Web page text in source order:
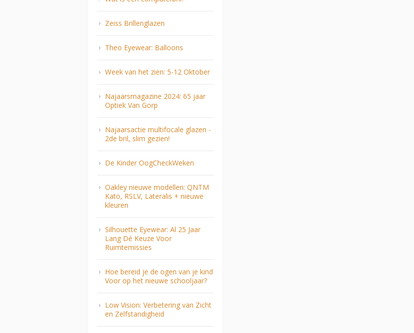
Zeiss Brillenglazen
Theo Eyewear: Balloons
Week van het zien: 5-12 Oktober
Najaarsmagazine 2024: 65 jaar
Optiek Van Gorp
Najaarsactie multifocale glazen -
2de bril, slim gezien!
De Kinder OogCheckWeken
Oakley nieuwe modellen: QNTM
Kato, RSLV, Lateralis + nieuwe
kleuren
Silhouette Eyewear: Al 25 Jaar
Lang Dé Keuze Voor
Ruimtemissies
Hoe bereid je de ogen van je kind
Voor op het nieuwe schooljaar?
Low Vision: Verbetering van Zicht
en Zelfstandigheid